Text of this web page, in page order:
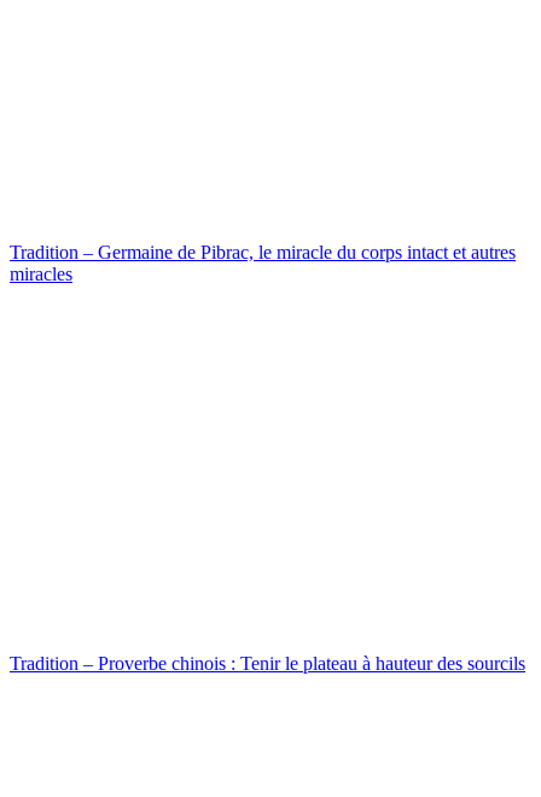
Tradition – Germaine de Pibrac, le miracle du corps intact et autres
miracles
Tradition – Proverbe chinois : Tenir le plateau à hauteur des sourcils